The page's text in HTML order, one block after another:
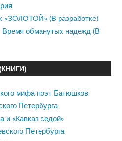
«ЗОЛОТОЙ» (В разработке)
Время обманутых надежд (В
мифа поэт Батюшков
Петербурга
и «Кавказ седой»
Петербурга